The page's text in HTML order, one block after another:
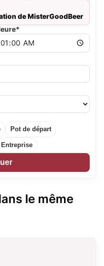
de MisterGoodBeer
Pot de départ
Entreprise
le même